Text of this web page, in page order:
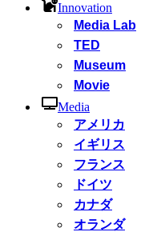
Innovation
Media Lab
TED
Museum
Movie
Media
アメリカ
イギリス
フランス
ドイツ
カナダ
オランダ